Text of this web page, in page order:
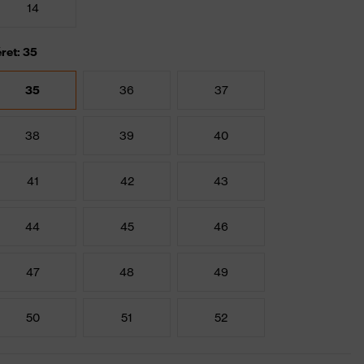
14
35
35 36 37
38 39 40
41 42 43
44 45 46
47 48 49
50 51 52